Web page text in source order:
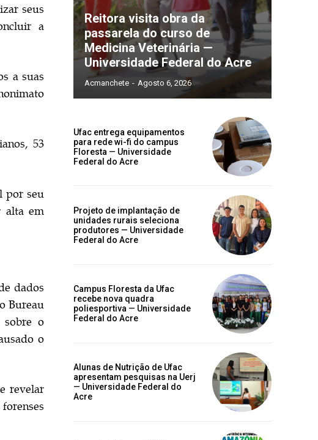
seus
a
a suas
53
por seu
alta em
dados
Bureau
sobre o
o
revelar
Reitora visita obra da
passarela do curso de
Medicina Veterinária —
Universidade Federal do Acre
Acmanchete - Agosto 6, 2026
Ufac entrega equipamentos
para rede wi-fi do campus
Floresta — Universidade
Federal do Acre
Projeto de implantação de
unidades rurais seleciona
produtores — Universidade
Federal do Acre
Campus Floresta da Ufac
recebe nova quadra
poliesportiva — Universidade
Federal do Acre
Alunas de Nutrição de Ufac
apresentam pesquisas na Uerj
— Universidade Federal do
Acre